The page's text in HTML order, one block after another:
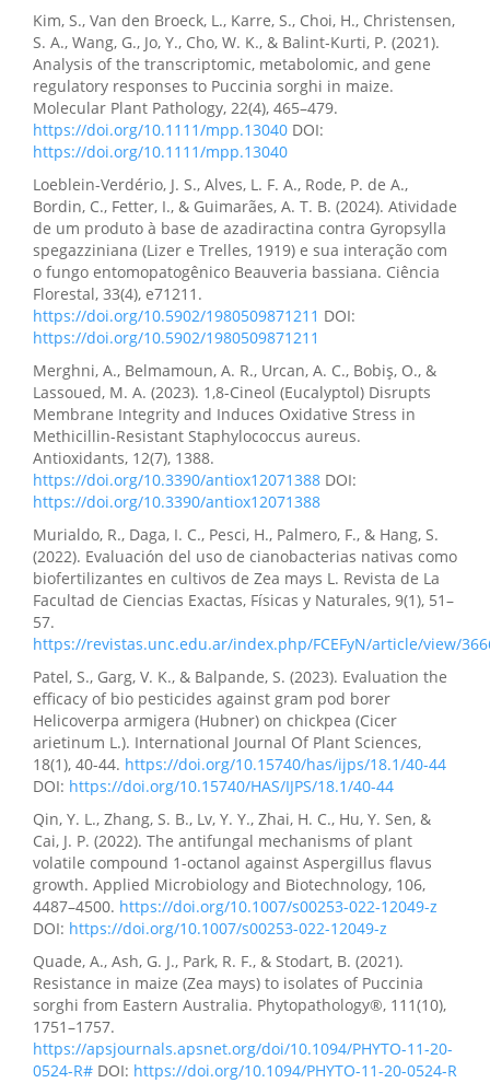
Kim, S., Van den Broeck, L., Karre, S., Choi, H., Christensen,
S. A., Wang, G., Jo, Y., Cho, W. K., & Balint‐Kurti, P. (2021).
Analysis of the transcriptomic, metabolomic, and gene
regulatory responses to Puccinia sorghi in maize.
Molecular Plant Pathology, 22(4), 465–479.
https://doi.org/10.1111/mpp.13040 DOI:
https://doi.org/10.1111/mpp.13040
Loeblein-Verdério, J. S., Alves, L. F. A., Rode, P. de A.,
Bordin, C., Fetter, I., & Guimarães, A. T. B. (2024). Atividade
de um produto à base de azadiractina contra Gyropsylla
spegazziniana (Lizer e Trelles, 1919) e sua interação com
o fungo entomopatogênico Beauveria bassiana. Ciência
Florestal, 33(4), e71211.
https://doi.org/10.5902/1980509871211 DOI:
https://doi.org/10.5902/1980509871211
Merghni, A., Belmamoun, A. R., Urcan, A. C., Bobiş, O., &
Lassoued, M. A. (2023). 1,8-Cineol (Eucalyptol) Disrupts
Membrane Integrity and Induces Oxidative Stress in
Methicillin-Resistant Staphylococcus aureus.
Antioxidants, 12(7), 1388.
https://doi.org/10.3390/antiox12071388 DOI:
https://doi.org/10.3390/antiox12071388
Murialdo, R., Daga, I. C., Pesci, H., Palmero, F., & Hang, S.
(2022). Evaluación del uso de cianobacterias nativas como
biofertilizantes en cultivos de Zea mays L. Revista de La
Facultad de Ciencias Exactas, Físicas y Naturales, 9(1), 51–
57.
https://revistas.unc.edu.ar/index.php/FCEFyN/article/view/
Patel, S., Garg, V. K., & Balpande, S. (2023). Evaluation the
efficacy of bio pesticides against gram pod borer
Helicoverpa armigera (Hubner) on chickpea (Cicer
arietinum L.). International Journal Of Plant Sciences,
18(1), 40-44. https://doi.org/10.15740/has/ijps/18.1/40-44
DOI: https://doi.org/10.15740/HAS/IJPS/18.1/40-44
Qin, Y. L., Zhang, S. B., Lv, Y. Y., Zhai, H. C., Hu, Y. Sen, &
Cai, J. P. (2022). The antifungal mechanisms of plant
volatile compound 1-octanol against Aspergillus flavus
growth. Applied Microbiology and Biotechnology, 106,
4487–4500. https://doi.org/10.1007/s00253-022-12049-z
DOI: https://doi.org/10.1007/s00253-022-12049-z
Quade, A., Ash, G. J., Park, R. F., & Stodart, B. (2021).
Resistance in maize (Zea mays) to isolates of Puccinia
sorghi from Eastern Australia. Phytopathology®, 111(10),
1751–1757.
https://apsjournals.apsnet.org/doi/10.1094/PHYTO-11-20-
0524-R# DOI: https://doi.org/10.1094/PHYTO-11-20-0524-R